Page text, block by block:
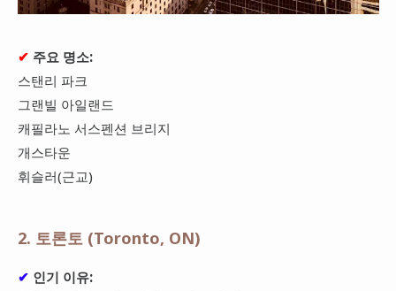
✔ 주요 명소:
스탠리 파크
그랜빌 아일랜드
캐필라노 서스펜션 브리지
개스타운
휘슬러(근교)
2. 토론토 (Toronto, ON)
✔ 인기 이유: